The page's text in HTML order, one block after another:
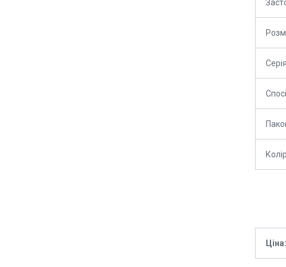
Серія
Ціна: